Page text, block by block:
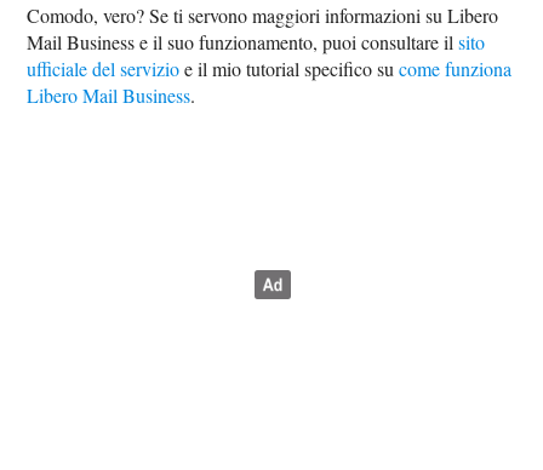
Comodo, vero? Se ti servono maggiori informazioni su Libero
Mail Business e il suo funzionamento, puoi consultare ilsito
ufficiale del servizioe il mio tutorial specifico sucome funziona
Libero Mail Business.